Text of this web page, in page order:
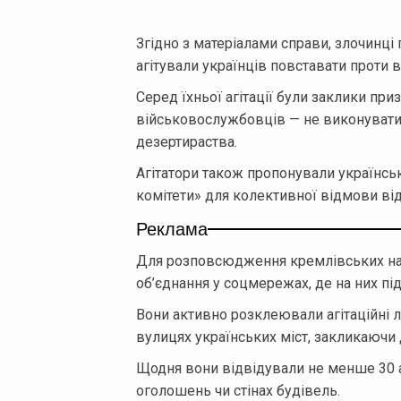
Згідно з матеріалами справи,
агітували українців повставати
Серед їхньої агітації були заклики
військовослужбовців — не
дезертираства.
Агітатори також пропонували
комітети» для колективної відмови
Реклама
Для розповсюдження кремлівських
об’єднання у соцмережах, де на них
Вони активно розклеювали агітаційні
вулицях українських міст, закликаючи
Щодня вони відвідували не менше 30
оголошень чи стінах будівель.